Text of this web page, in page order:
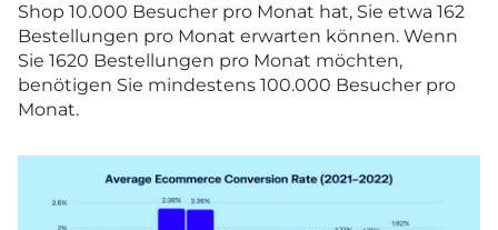
Shop 10.000 Besucher pro Monat hat, Sie etwa 162
Bestellungen pro Monat erwarten können. Wenn
Sie 1620 Bestellungen pro Monat möchten,
benötigen Sie mindestens 100.000 Besucher pro
Monat.